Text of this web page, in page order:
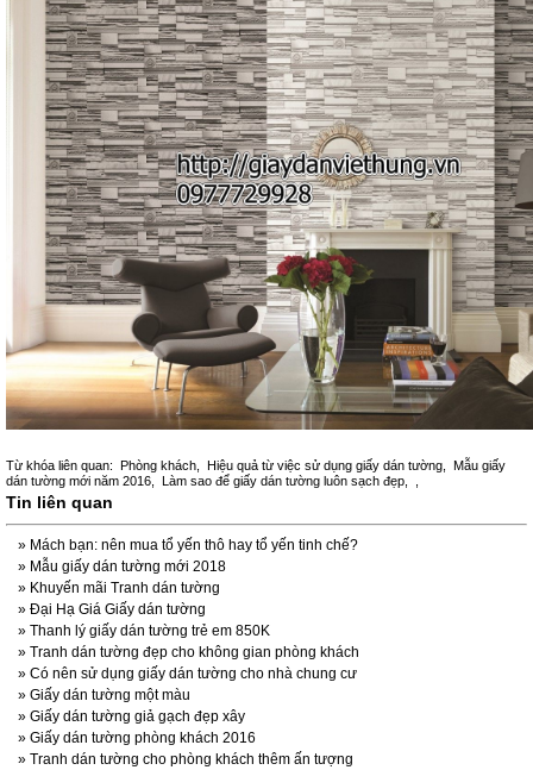
Từ khóa liên quan: Phòng khách Hiệu quả từ việc sử dụng giấy dán tường
Mẫu giấy
dán tường mới năm 2016
Làm sao để giấy dán tường luôn sạch đẹp
Tin liên quan
» Mách bạn: nên mua tổ yến thô hay tổ yến tinh chế?
» Mẫu giấy dán tường mới 2018
» Khuyến mãi Tranh dán tường
» Đại Hạ Giá Giấy dán tường
» Thanh lý giấy dán tường trẻ em 850K
» Tranh dán tường đẹp cho không gian phòng khách
» Có nên sử dụng giấy dán tường cho nhà chung cư
» Giấy dán tường một màu
» Giấy dán tường giả gạch đẹp xây
» Giấy dán tường phòng khách 2016
» Tranh dán tường cho phòng khách thêm ấn tượng